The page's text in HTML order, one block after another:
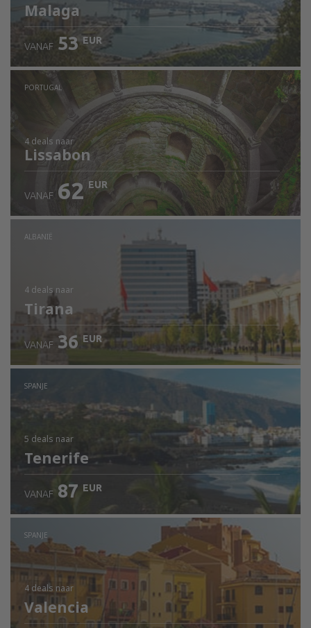
Malaga
VANAF 53 EUR
PORTUGAL
4 deals naar
Lissabon
VANAF 62 EUR
ALBANIË
4 deals naar
Tirana
VANAF 36 EUR
SPANJE
5 deals naar
Tenerife
VANAF 87 EUR
SPANJE
4 deals naar
Valencia